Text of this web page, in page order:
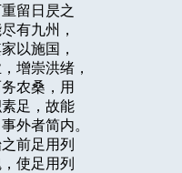
留日昃之
有九州，
以施国，
增崇洪绪，
农桑，用
足，故能
外者简内。
前足用列
使足用列